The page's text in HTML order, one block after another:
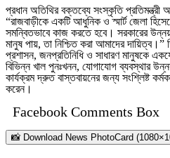
প্রধান অতিথির বক্তব্যে সংস্কৃতি প্রতিমন্ত্রী
“রাজবাড়ীকে একটি আধুনিক ও স্মার্ট জেলা
সমন্বিতভাবে কাজ করতে হবে। সরকারের
মানুষ পায়, তা নিশ্চিত করা আমাদের
প্রশাসন, জনপ্রতিনিধি ও সাধারণ মানুষকে
বিভিন্ন খাল পুনঃখনন, যোগাযোগ ব্যবস্থার
কার্যক্রম দ্রুত বাস্তবায়নের জন্য সংশ্লিষ্ট
করেন।
Facebook Comments Box
📸 Download News PhotoCard